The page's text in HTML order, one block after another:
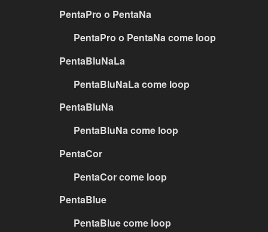
PentaPro o PentaNa
PentaPro o PentaNa come loop
PentaBluNaLa
PentaBluNaLa come loop
PentaBluNa
PentaBluNa come loop
PentaCor
PentaCor come loop
PentaBlue
PentaBlue come loop